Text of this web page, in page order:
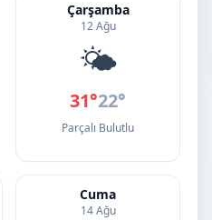
Çarşamba
12 Ağu
🌤️
31°22°
Parçalı Bulutlu
Cuma
14 Ağu